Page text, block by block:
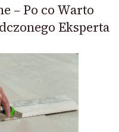
– Po co Warto
Eksperta